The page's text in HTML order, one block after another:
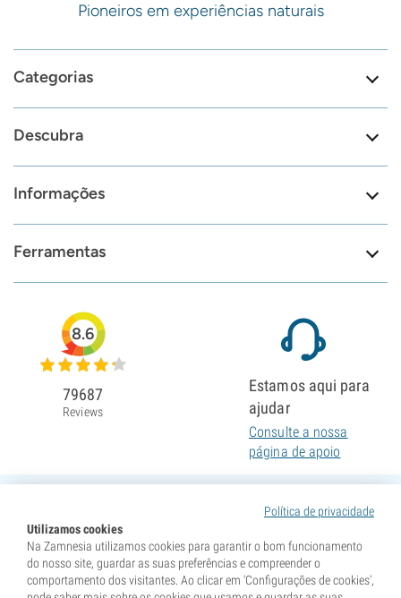
Pioneiros em experiências naturais
Categorias
Descubra
Informações
Ferramentas
Política de privacidade
Utilizamos cookies
Na Zamnesia utilizamos cookies para garantir o bom funcionamento
do nosso site, guardar as suas preferências e compreender o
comportamento dos visitantes. Ao clicar em 'Configurações de cookies',
8.6
79687
Reviews
Estamos aqui para
ajudar
Consulte a nossa
página de apoio